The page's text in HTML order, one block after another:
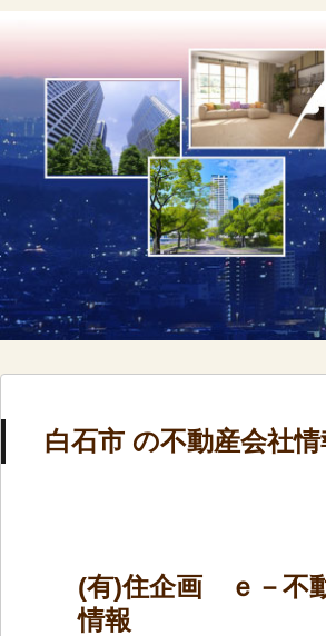
白石市 の不動産会社情
(有)住企画 ｅ－不
情報